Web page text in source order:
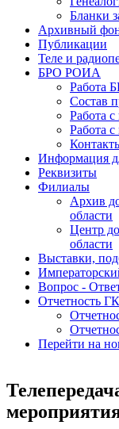
Бланки
Архивный
Публикации
Теле и
БРО РОИА
Работа
Состав
Работа с
Работа
Информация
Реквизиты
Филиалы
Архив
области
Центр
области
Выставки,
Вопрос -
Отчетность
Перейти на